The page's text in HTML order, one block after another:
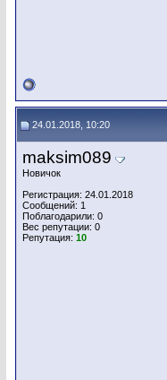
24.01.2018, 10:20
maksim089
Новичок
Регистрация: 24.01.2018
Сообщений: 1
Поблагодарили: 0
Вес репутации: 0
Репутация: 10